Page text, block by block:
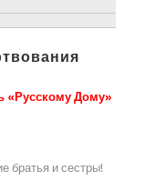
«Русскому Дому»
братья и сестры!